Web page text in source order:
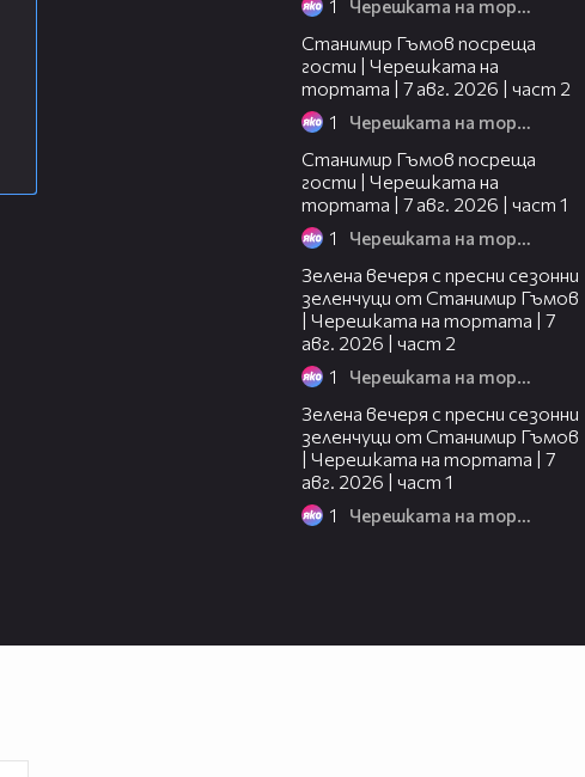
1 Черешката на тортата
Станимир Гъмов посреща
гости | Черешката на
тортата | 7 авг. 2026 | част 2
1 Черешката на тортата
Станимир Гъмов посреща
гости | Черешката на
тортата | 7 авг. 2026 | част 1
1 Черешката на тортата
Зелена вечеря с пресни сезонни
зеленчуци от Станимир Гъмов
| Черешката на тортата | 7
авг. 2026 | част 2
1 Черешката на тортата
Зелена вечеря с пресни сезонни
зеленчуци от Станимир Гъмов
| Черешката на тортата | 7
авг. 2026 | част 1
1 Черешката на тортата